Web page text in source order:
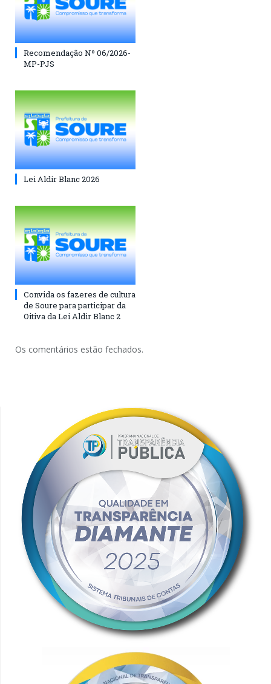
Recomendação Nº 06/2026-
MP-PJS
Lei Aldir Blanc 2026
Convida os fazeres de cultura
de Soure para participar da
Oitiva da Lei Aldir Blanc 2
Os comentários estão fechados.